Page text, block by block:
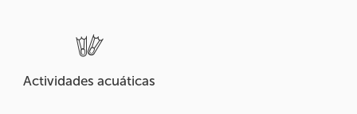
Actividades acuáticas